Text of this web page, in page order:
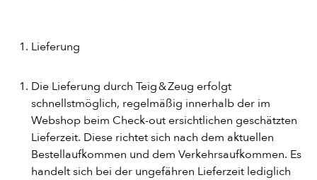
DESSERT
GETRÄNKE
STARTSEITE
Lieferung
Die Lieferung durch Teig & Zeug erfolgt
schnellstmöglich, regelmäßig innerhalb der im
Webshop beim Check-out ersichtlichen geschätzten
Lieferzeit. Diese richtet sich nach dem aktuellen
Bestellaufkommen und dem Verkehrsaufkommen. Es
handelt sich bei der ungefähren Lieferzeit lediglich